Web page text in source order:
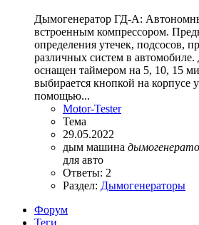
Дымогенератор ГД-А:
встроенным компрессором.
определения утечек, подсосов,
различных систем в
оснащен таймером на 5, 10, 15
выбирается кнопкой на корпусе
помощью...
Motor-Tester
Тема
29.05.2022
дым машина
для авто
Ответы: 2
Раздел: Дымогенераторы
Форум